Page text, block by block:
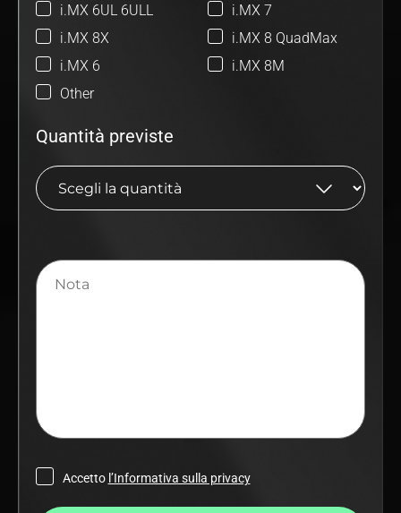
i.MX 6UL 6ULL
i.MX 7
i.MX 8X
i.MX 8 QuadMax
i.MX 6
i.MX 8M
Other
Quantità previste
Nota
Accetto l’Informativa sulla privacy